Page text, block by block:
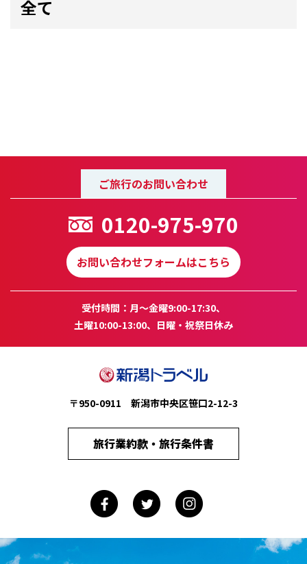
全て
ご旅行のお問い合わせ
0120-975-970
お問い合わせフォームはこちら
受付時間：月～金曜9:00-17:30、
土曜10:00-13:00、日曜・祝祭日休み
〒950-0911 新潟市中央区笹口2-12-3
旅行業約款・旅行条件書